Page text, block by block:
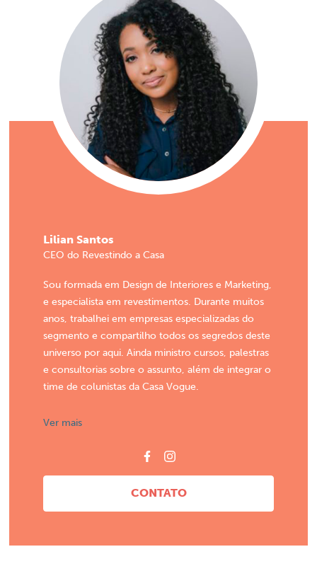
Lilian Santos
CEO do Revestindo a Casa
Sou formada em Design de Interiores e Marketing,
e especialista em revestimentos. Durante muitos
anos, trabalhei em empresas especializadas do
segmento e compartilho todos os segredos deste
universo por aqui. Ainda ministro cursos, palestras
e consultorias sobre o assunto, além de integrar o
time de colunistas da Casa Vogue.
Ver mais
CONTATO